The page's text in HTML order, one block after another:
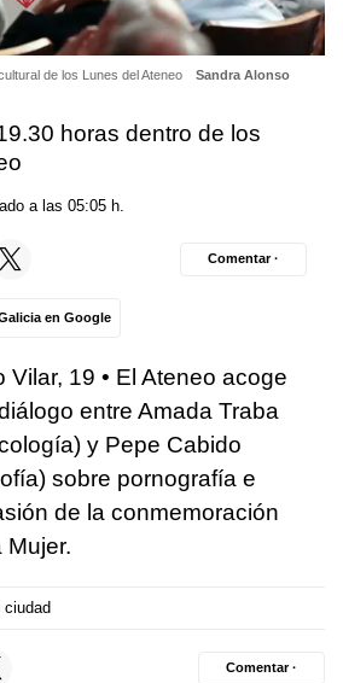
de los Lunes del Ateneo Sandra Alonso
horas dentro de los
a las 05:05 h.
en Google
Comentar ·
Vilar, 19 • El Ateneo acoge
entre Amada Traba
y Pepe Cabido
sobre pornografía e
de la conmemoración
Mujer.
ciudad
Comentar ·